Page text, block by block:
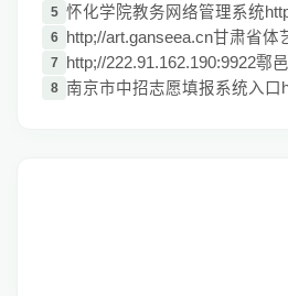
5 怀化学院教务网络管理系统
6 http;//art.ganseea.cn甘肃省体
7 http;//222.91.162.190:9922鄠
8 南京市中招志愿填报系统入口